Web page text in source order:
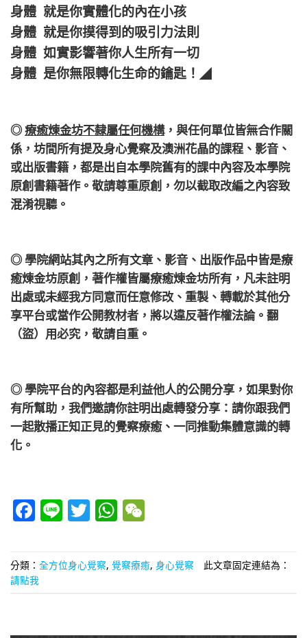
身體 就是你實體化的內在小孩
身體 就是你摸得到的吸引力法則
身體 如實影響著你人生所有一切
身體 是你無限轉化生命的鑰匙！ ◢
◎療癒煉金坊不隸屬任何機構， 與任何單位皆無合作關
係， 坊間所有提及身心覺察及澳洲花晶的課程、影音、
或出版書籍，都是出自本學院舊有的課中內容及本學院
原創書籍著作。敬請尊重原創，勿以截取改編之內容致
混淆視聽。
◎ 學院網站其內之所有文章、影音、出版作品中皆是療
癒煉金坊原創，著作權皆屬療癒煉金坊所有，凡未註明
出處或未經我方同意而任意修改、重製、轉載於其他分
享平台或當作公開教材者，將以違反著作權法論。翻
（盜）用必究，敬請自重。
◎ 學院平台的內容都是利益他人的公開分享，如果對你
有所幫助，我們邀請你註明出處轉發分享：請你跟我們
一起散播正知正見的覺察療癒、一同推動集體意識的轉
化。
Facebook
LineTwitterWhatsApp
分類： 全方位身心覺察, 覺察療癒, 身心覺察 此文章固定連結為：
請點我